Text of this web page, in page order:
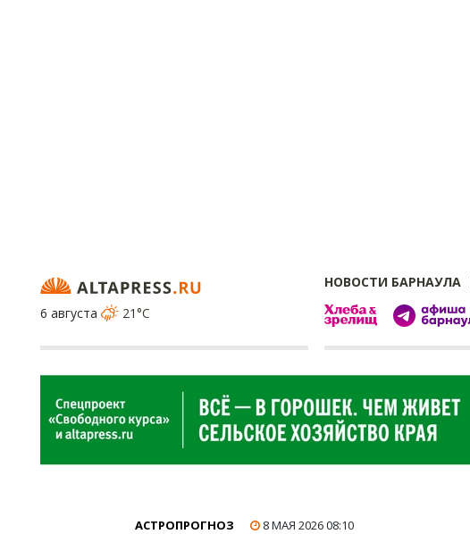
НОВОСТИ БАРНАУЛА
6 августа
21°C
АСТРОПРОГНОЗ 8 МАЯ 202608:10